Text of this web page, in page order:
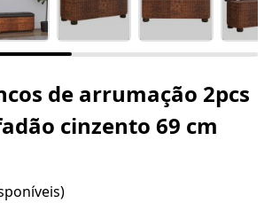
de arrumação 2pcs
cinzento 69 cm